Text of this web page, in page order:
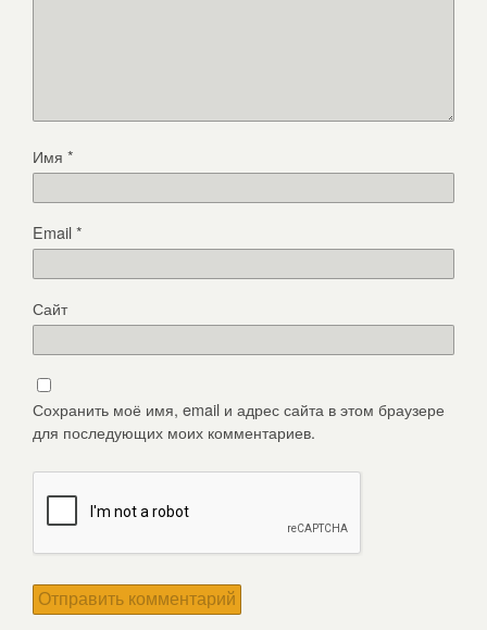
Имя *
Email*
Сайт
Сохранить моё имя, email и адрес сайта в этом браузере
для последующих моих комментариев.